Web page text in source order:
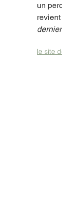
un
le site